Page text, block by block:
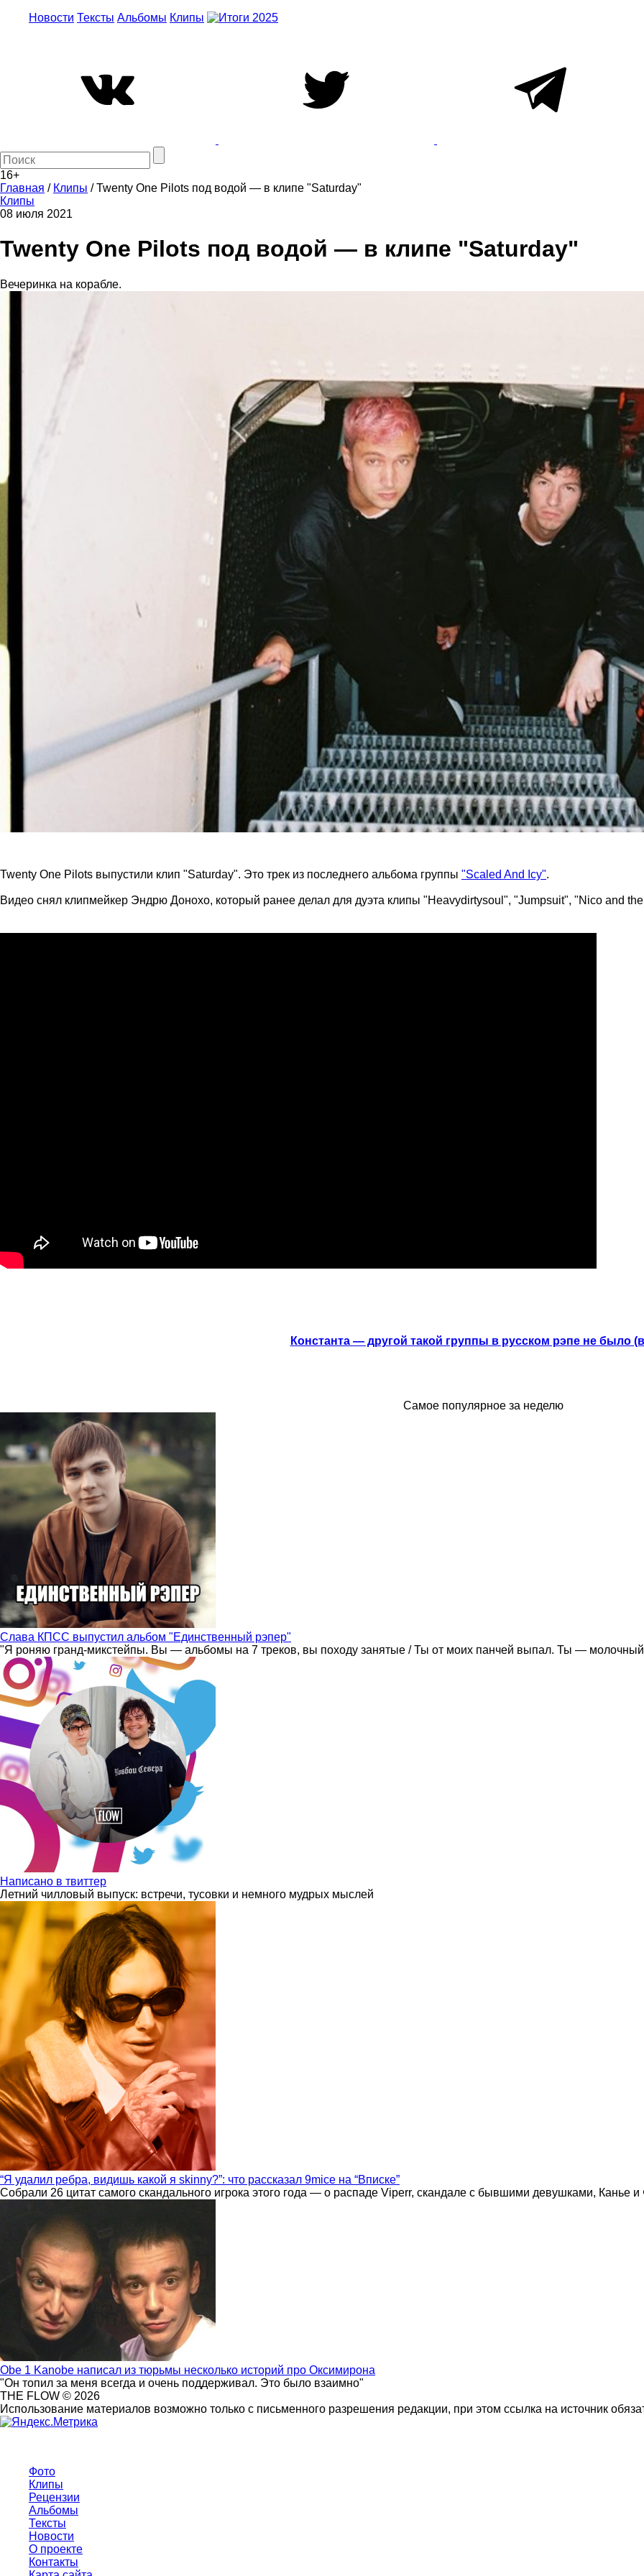
Новости Тексты Альбомы Клипы
16+
Главная / Клипы /Twenty One Pilots под водой — в клипе "Saturday"
Клипы
08 июля 2021
Twenty One Pilots под водой — в клипе "Saturday"
Вечеринка на корабле.
Twenty One Pilots выпустили клип "Saturday". Это трек из последнего альбома группы "Scaled And Icy".
Видео снял клипмейкер Эндрю Донохо, который ранее делал для дуэта клипы "Heavydirtysoul", "Jumpsuit", "Nico and
Константа — другой такой группы в русском рэпе не было
Самое популярное за неделю
Слава КПСС выпустил альбом "Единственный рэпер"
"Я роняю гранд-микстейпы. Вы — альбомы на 7 треков, вы походу занятые / Ты от моих панчей выпал. Ты —
Написано в твиттер
Летний чилловый выпуск: встречи, тусовки и немного мудрых мыслей
“Я удалил ребра, видишь какой я skinny?”: что рассказал 9mice на “Вписке”
Собрали 26 цитат самого скандального игрока этого года — о распаде Viperr, скандале с бывшими девушками, Канье
Obe 1 Kanobe написал из тюрьмы несколько историй про Оксимирона
"Он топил за меня всегда и очень поддерживал. Это было взаимно"
THE FLOW © 2026
Использование материалов возможно только с письменного разрешения редакции, при этом ссылка на источник
Фото
Клипы
Рецензии
Альбомы
Тексты
Новости
О проекте
Контакты